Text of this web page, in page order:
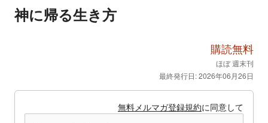
神に帰る生き方
購読無料
ほぼ 週末刊
最終発行日: 2026年06月26日
無料メルマガ登録規約に同意して